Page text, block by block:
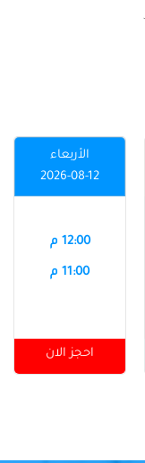
الأربعاء
2026-08-12
12:00 م
11:00 م
احجز الان